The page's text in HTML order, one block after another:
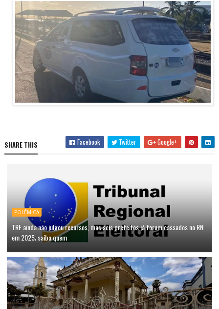
SHARE THIS Facebook Twitter Google+
POLÊMICA
TRE ainda não julgou recursos, mas seis prefeitos já foram cassados no RN
em 2025; saiba quem